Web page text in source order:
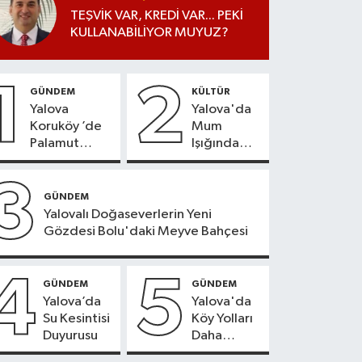
TEŞVİK VAR, KREDİ VAR... PEKİ
KULLANABİLİYOR MUYUZ?
GÜNDEM
Yalova
Koruköy ’de
Palamut
Sezonu
2 KÜLTÜR
Yalova'da
Mum
Işığında
Konser
GÜNDEM
Yalovalı Doğaseverlerin Yeni
Gözdesi Bolu'daki Meyve Bahçesi
GÜNDEM
Yalova’da
Su Kesintisi
Duyurusu
5 GÜNDEM
Yalova'da
Köy Yolları
Daha
Güvenli